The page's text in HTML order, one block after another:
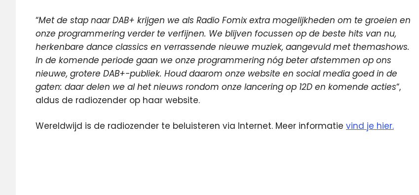
“Met de stap naar DAB+ krijgen we als Radio Fomix extra mogelijkheden om te groeien en
onze programmering verder te verfijnen. We blijven focussen op de beste hits van nu,
herkenbare dance classics en verrassende nieuwe muziek, aangevuld met themashows.
In de komende periode gaan we onze programmering nóg beter afstemmen op ons
nieuwe, grotere DAB+-publiek. Houd daarom onze website en social media goed in de
gaten: daar delen we al het nieuws rondom onze lancering op 12D en komende acties“,
aldus de radiozender op haar website.
Wereldwijd is de radiozender te beluisteren via Internet. Meer informatie vind je hier.